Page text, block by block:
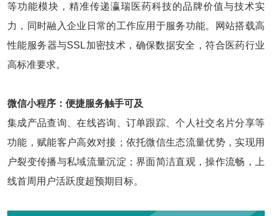
等功能模块，精准传递瀛瑞医药科技的品牌价值与技术实
力，同时融入企业日常的工作应用于服务功能。网站搭载高
性能服务器与SSL加密技术，确保数据安全，符合医药行业
高标准要求。
微信小程序：便捷服务触手可及
集成产品查询、在线咨询、订单跟踪、个人社交名片分享等
功能，赋能客户高效对接；依托微信生态流量优势，实现用
户裂变传播与私域流量沉淀；界面简洁直观，操作流畅，上
线首周用户活跃度超预期目标。